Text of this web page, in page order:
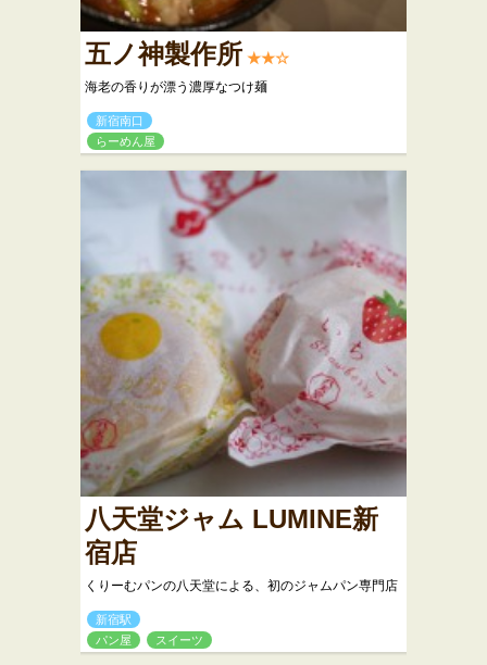
五ノ神製作所 ★★☆
海老の香りが漂う濃厚なつけ麺
新宿南口
らーめん屋
八天堂ジャム LUMINE新
宿店
くりーむパンの八天堂による、初のジャムパン専門店
新宿駅
パン屋
スイーツ